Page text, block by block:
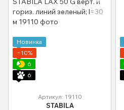
Новинка
−10%
6
6
Артикул: 19110
STABILA